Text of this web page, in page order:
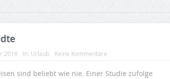
2016 In: Urlaub Keine Kommentare
sind beliebt wie nie. Einer Studie zufolge